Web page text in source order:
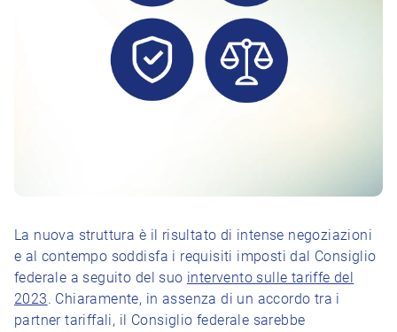
La nuova struttura è il risultato di intense negoziazioni
e al contempo soddisfa i requisiti imposti dal Consiglio
federale a seguito del suo intervento sulle tariffe del
2023. Chiaramente, in assenza di un accordo tra i
partner tariffali, il Consiglio federale sarebbe